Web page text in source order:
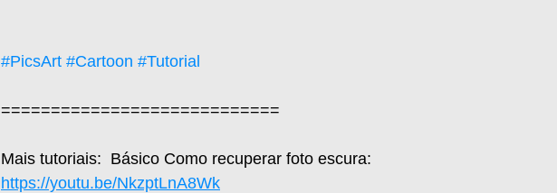
#PicsArt #Cartoon #Tutorial
============================
Mais tutoriais:  Básico Como recuperar foto escura:
https://youtu.be/NkzptLnA8Wk